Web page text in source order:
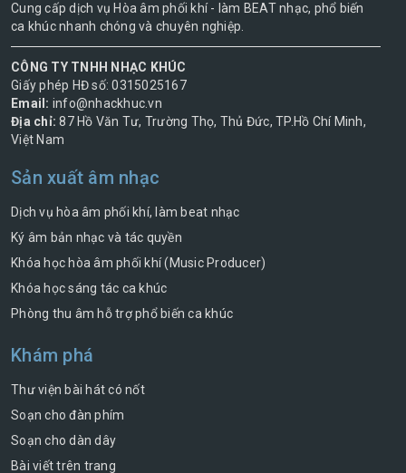
Cung cấp dịch vụ Hòa âm phối khí - làm BEAT nhạc, phổ biến
ca khúc nhanh chóng và chuyên nghiệp.
CÔNG TY TNHH NHẠC KHÚC
Giấy phép HĐ số: 0315025167
Email: info@nhackhuc.vn
Địa chỉ: 87 Hồ Văn Tư, Trường Thọ, Thủ Đức, TP.Hồ Chí Minh,
Việt Nam
Sản xuất âm nhạc
Dịch vụ hòa âm phối khí, làm beat nhạc
Ký âm bản nhạc và tác quyền
Khóa học hòa âm phối khí (Music Producer)
Khóa học sáng tác ca khúc
Phòng thu âm hỗ trợ phổ biến ca khúc
Khám phá
Thư viện bài hát có nốt
Soạn cho đàn phím
Soạn cho dàn dây
Bài viết trên trang